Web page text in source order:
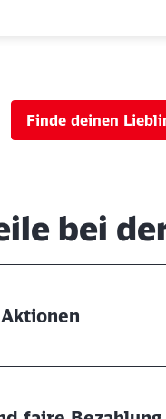
Finde deinen
bei